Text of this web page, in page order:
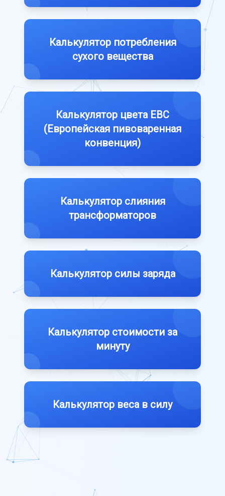
Калькулятор потребления
сухого вещества
Калькулятор цвета EBC
(Европейская пивоваренная
конвенция)
Калькулятор слияния
трансформаторов
Калькулятор силы заряда
Калькулятор стоимости за
минуту
Калькулятор веса в силу